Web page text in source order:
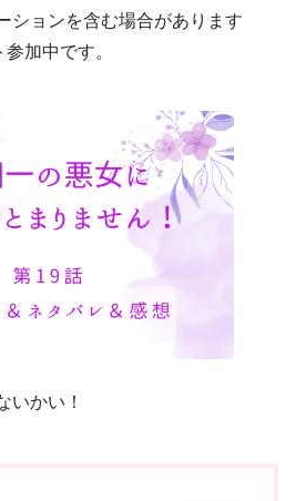
ションを含む場合があります
加中です。
いかい！